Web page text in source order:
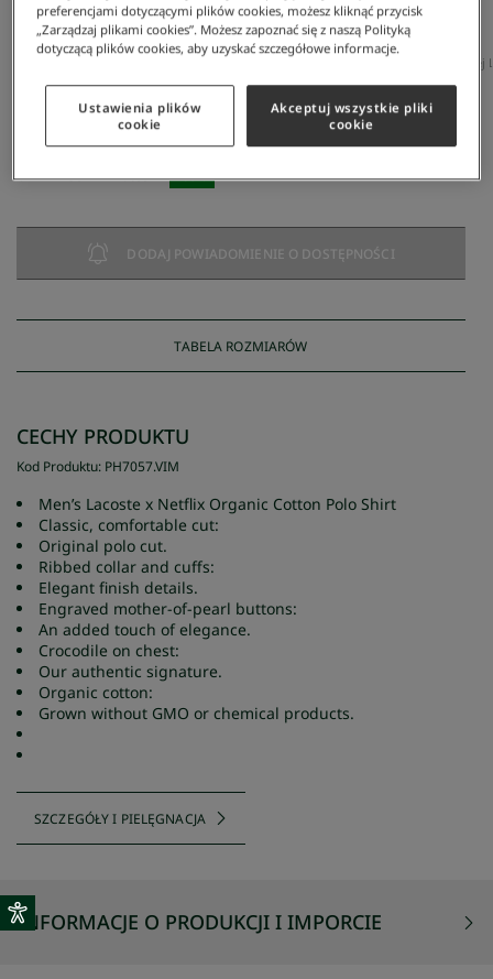
Lacoste Mężczyzna Koszulki Polo Męska Koszulka Polo Z Bawełny
Męska Koszulka Polo Z Bawełny Organicznej Lacoste X
NAJNIŻSZA CENA Z 30 DNI: 306 zł -2
CENA REGULARNA: 599 zł -50%
DODAJ POWIADOMIENIE O DOSTĘPNOŚCI
TABELA ROZMIARÓW
CECHY PRODUKTU
Kod Produktu: PH7057.VIM
Men’s Lacoste x Netflix Organic Cotton Polo Shirt
Classic, comfortable cut:
Original polo cut.
Ribbed collar and cuffs:
Elegant finish details.
Engraved mother-of-pearl buttons:
An added touch of elegance.
Crocodile on chest:
Our authentic signature.
Organic cotton:
Grown without GMO or chemical products.
SZCZEGÓŁY I PIELĘGNACJA
INFORMACJE O PRODUKCJI I IMPORCIE
preferencjami dotyczącymi plików cookies, możesz kliknąć przycisk
„Zarządzaj plikami cookies”. Możesz zapoznać się z naszą Polityką
dotyczącą plików cookies, aby uzyskać szczegółowe informacje.
Ustawienia plików
cookie
Akceptuj wszystkie pliki
cookie